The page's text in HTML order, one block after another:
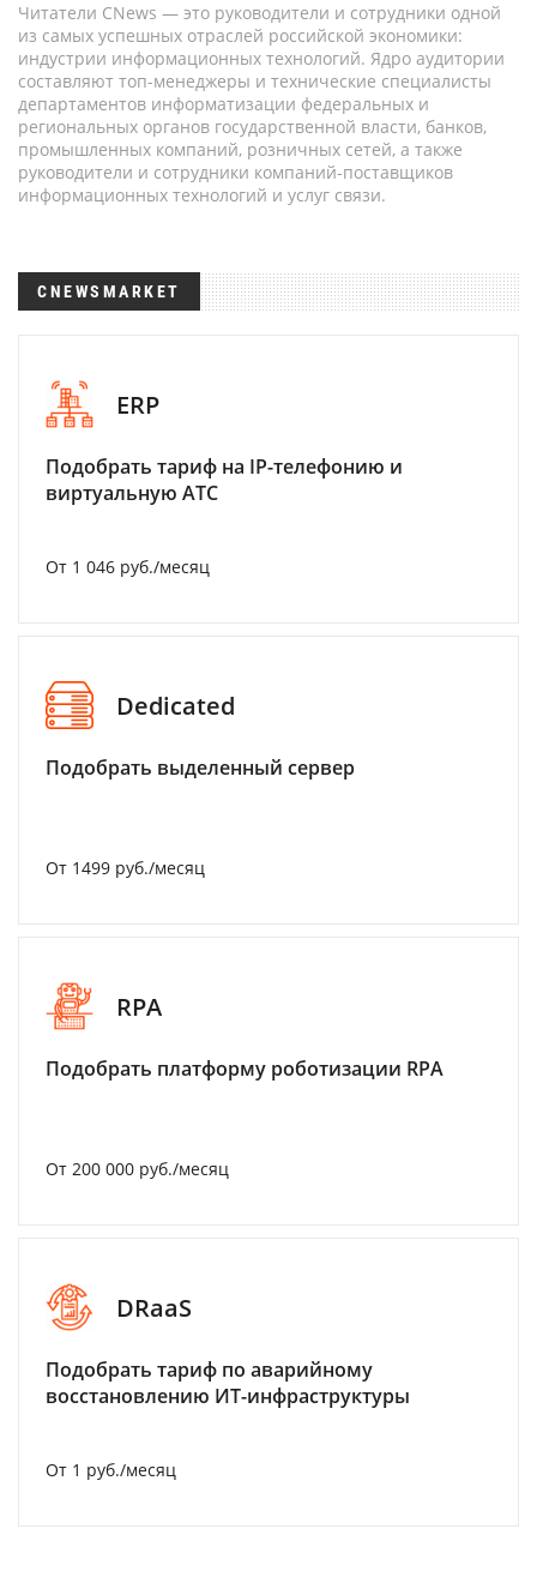
Читатели CNews — это руководители и сотрудники одной
из самых успешных отраслей российской экономики:
индустрии информационных технологий. Ядро аудитории
составляют топ-менеджеры и технические специалисты
департаментов информатизации федеральных и
региональных органов государственной власти, банков,
промышленных компаний, розничных сетей, а также
руководители и сотрудники компаний-поставщиков
информационных технологий и услуг связи.
CNEWSMARKET
ERP
Подобрать тариф на IP-телефонию и
виртуальную АТС
От 1 046 руб./месяц
Dedicated
Подобрать выделенный сервер
От 1499 руб./месяц
RPA
Подобрать платформу роботизации RPA
От 200 000 руб./месяц
DRaaS
Подобрать тариф по аварийному
восстановлению ИТ-инфраструктуры
От 1 руб./месяц